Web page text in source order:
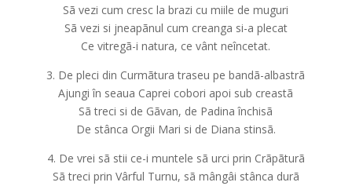
Sã vezi cum cresc la brazi cu miile de muguri
Sã vezi si jneapãnul cum creanga si-a plecat
Ce vitregã-i natura, ce vânt neîncetat.
3. De pleci din Curmãtura traseu pe bandã-albastrã
Ajungi în seaua Caprei cobori apoi sub creastã
Sã treci si de Gãvan, de Padina închisã
De stânca Orgii Mari si de Diana stinsã.
4. De vrei sã stii ce-i muntele sã urci prin Crãpãturã
Sã treci prin Vârful Turnu, sã mângâi stânca durã